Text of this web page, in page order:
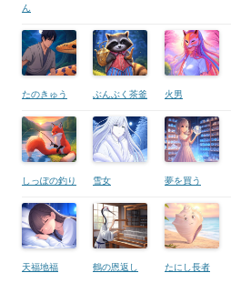
ん
たのきゅう ぶんぶく茶釜 火男
しっぽの釣り 雪女 夢を買う
天福地福 鶴の恩返し たにし長者